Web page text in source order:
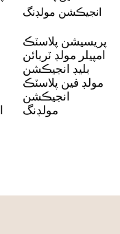
پريسيشن پلاسٽڪ
امپيلر مولڊ ٽربائن
بليڊ انجيڪشن
مولڊ فين پلاسٽڪ
انجيڪشن
مولڊنگ